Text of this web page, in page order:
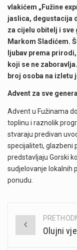
vlakićem „Fužine
jaslica, degustacija
za cijelu obitelj i
Markom Sladićem. Š
ljubav prema
koji se ne zaboravlja.
broj osoba na izletu
Advent za sve
Advent u Fužinama
toplinu i raznolik
stvaraju predivan
specijaliteti, glazbeni
predstavljaju Gorski
sudjelovanje lokalnih
ponudu.
Post
navigation
Olujni